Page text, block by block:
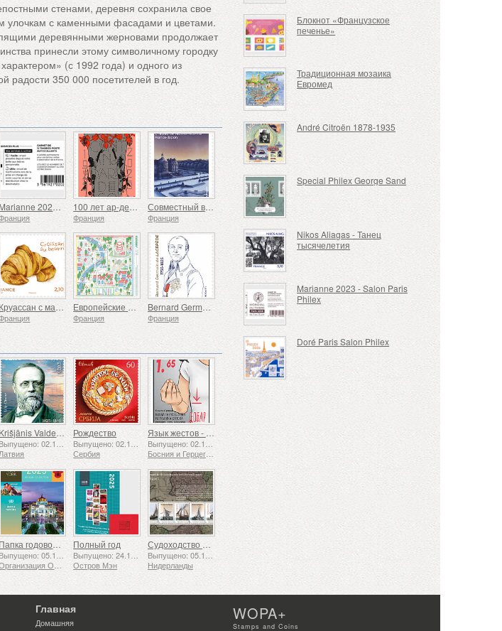
стенами, деревня сохранила свое
улочкам с каменными фасадами и цветами.
деревянными жерновами продолжает
принесли этому символичному городку
(с 1992 года) и одного из
радости 350 000 посетителей в год.
Marianne 2023 - Riches Heures 100 лет ар-деко 1925-2025
Франция
Совместный выпуск Франции и Японии
Франция
Круассан с маслом Европейские столицы - Вильнюс
Франция
Bernard Germain De Lacepède 1756-1825
Франция
Krišjānis Valdemārs
Латвия
Рождество
Сербия
Язык жестов - Хорошо
Босния и Герцеговина - Республика Сербская
Папка годовой коллекции (Нью-Йорк) Полный год
Остров Мэн
Судоходство в XVII и XVIII веках – Торфяные перевозки
Выпущено: 05.12.2025
Нидерланды
Блокнот «Французское
печенье»
Традиционная мозаика
Евромед
André Citroën 1878-1935
Special Philex George Sand
Nikos Aliagas - Танец
тысячелетия
Marianne 2023 - Salon Paris
Philex
Doré Paris Salon Philex
Главная
Домашняя
WOPA+
Stamps and Coins